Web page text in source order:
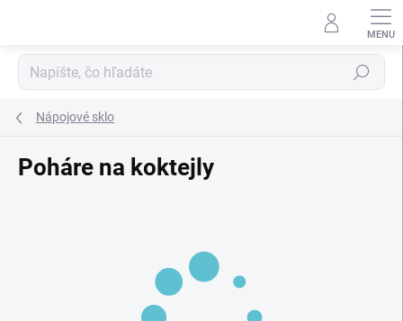
Hľadať
Nápojové sklo
Poháre na koktejly